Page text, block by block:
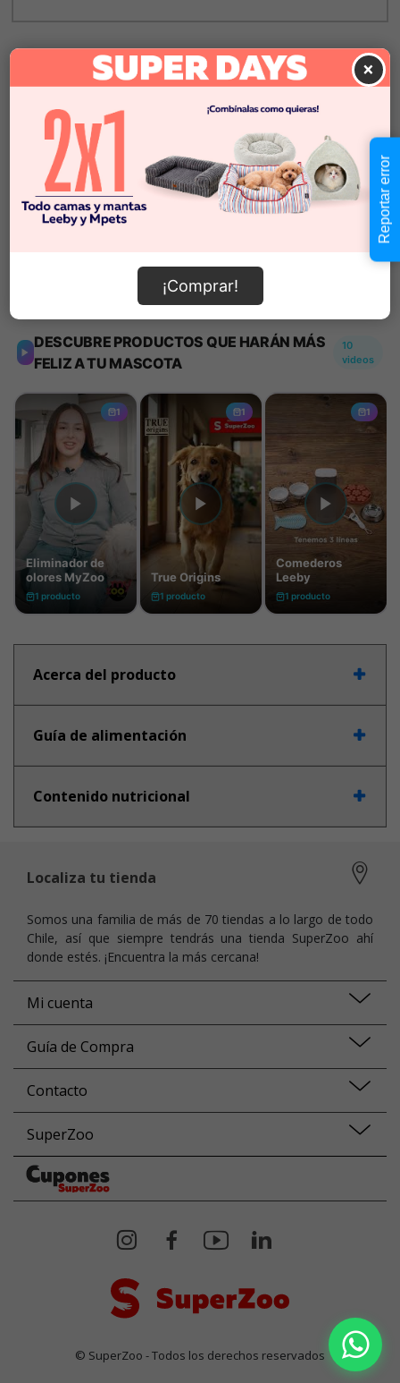
Descripción
Cantidad:
- +
$1.290
En Stock
Añadir al carrito
Acerca del producto
Guía de alimentación
Contenido nutricional
×
¡Comprar!
Localiza tu tienda
Somos una familia de más de 70 tiendas a lo largo de todo
Chile, así que siempre tendrás una tienda SuperZoo ahí
donde estés. ¡Encuentra la más cercana!
Mi cuenta
Guía de Compra
Contacto
SuperZoo
© SuperZoo - Todos los derechos reservados
Reportar error